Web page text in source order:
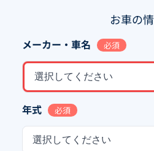
お車の
メーカー・車名 必須
選択してください
年式 必須
選択してください